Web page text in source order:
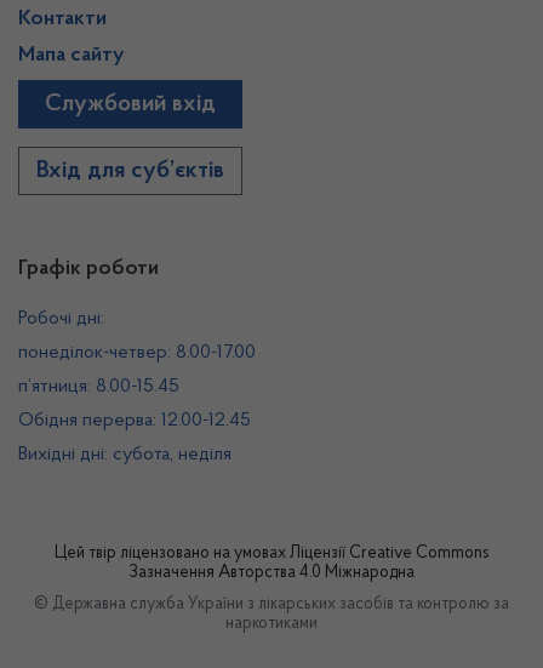
Графік роботи
Робочі дні:
понеділок-четвер: 8.00-17.00
п’ятниця: 8.00-15.45
Обідня перерва: 12.00-12.45
Вихідні дні: субота, неділя
Контакти
Мапа сайту
Службовий вхід
Вхід для суб’єктів
Цей твір ліцензовано на умовах Ліцензії Creative Commons
Зазначення Авторства 4.0 Міжнародна
© Державна служба України з лікарських засобів та контролю за
наркотиками